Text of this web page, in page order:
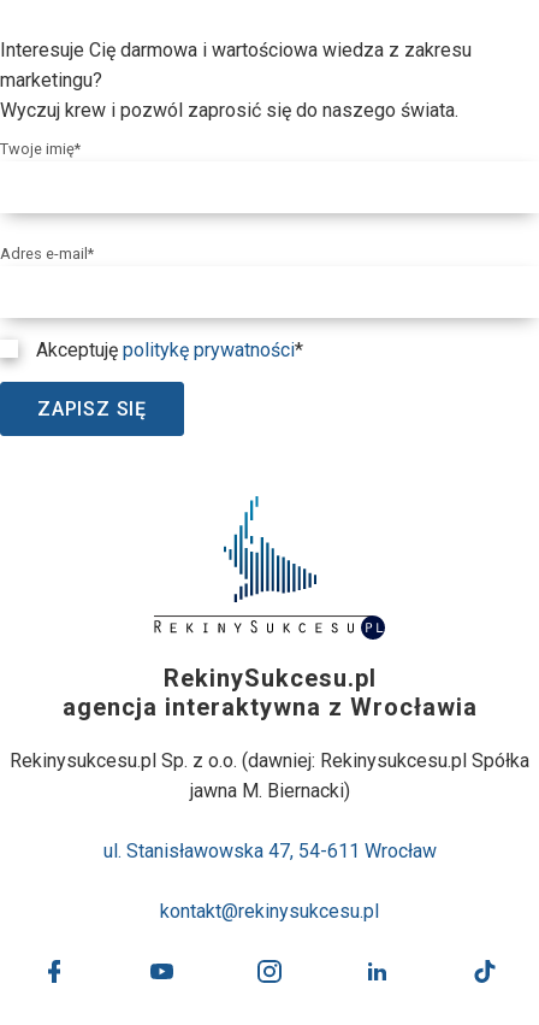
Interesuje Cię darmowa i wartościowa wiedza z zakresu
marketingu?
Wyczuj krew i pozwól zaprosić się do naszego świata.
Twoje imię*
Adres e-mail*
Akceptuję politykę prywatności*
ZAPISZ SIĘ
RekinySukcesu.pl
agencja interaktywna z Wrocławia
Rekinysukcesu.pl Sp. z o.o. (dawniej: Rekinysukcesu.pl Spółka
jawna M. Biernacki)
ul. Stanisławowska 47, 54-611 Wrocław
kontakt@rekinysukcesu.pl